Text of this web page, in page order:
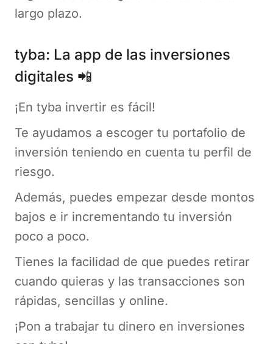
largo plazo.
tyba: La app de las inversiones
digitales 📲
¡En tyba invertir es fácil!
Te ayudamos a escoger tu portafolio de
inversión teniendo en cuenta tu perfil de
riesgo.
Además, puedes empezar desde montos
bajos e ir incrementando tu inversión
poco a poco.
Tienes la facilidad de que puedes retirar
cuando quieras y las transacciones son
rápidas, sencillas y online.
¡Pon a trabajar tu dinero en inversiones